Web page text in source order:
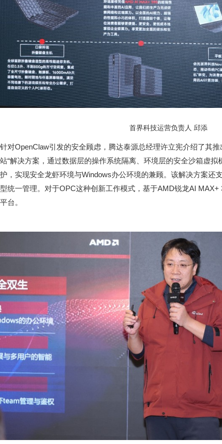
首界科技运营负责人 邱添
针对OpenClaw引发的安全顾虑，腾达泰源总经理许立宪介绍了其
站“解决方案，通过数据层的操作系统隔离、环境层的安全沙箱虚
护，实现安全龙虾环境与Windows办公环境的兼顾。该解决方案还
型统一管理。对于OPC这种创新工作模式，基于AMD锐龙AI
平台。